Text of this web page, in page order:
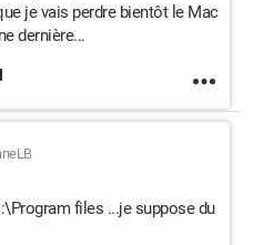
je vais perdre bientôt le Mac
dernière...
files ...je suppose du